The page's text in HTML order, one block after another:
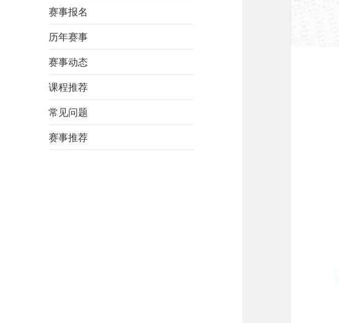
赛事报名
历年赛事
赛事动态
课程推荐
常见问题
赛事推荐